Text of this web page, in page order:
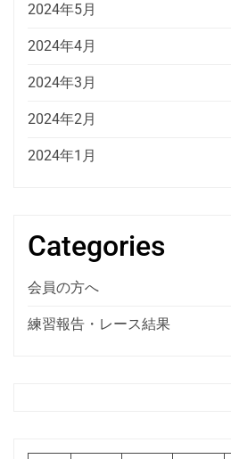
2024年5月
2024年4月
2024年3月
2024年2月
2024年1月
Categories
会員の方へ
練習報告・レース結果